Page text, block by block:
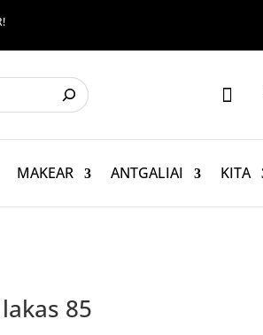

MAKEAR ANTGALIAI KITA
85